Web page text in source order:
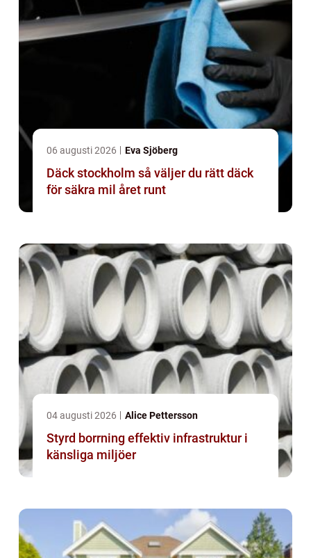
06 augusti 2026 Eva Sjöberg
Däck stockholm så väljer du rätt däck
för säkra mil året runt
04 augusti 2026 Alice Pettersson
Styrd borrning effektiv infrastruktur i
känsliga miljöer